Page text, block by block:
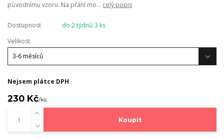
původnímu vzoru. Na přání mo... celý popis
Dostupnost
do 2 týdnů 3 ks
Velikost
Nejsem plátce DPH
230 Kč/ks
Koupit